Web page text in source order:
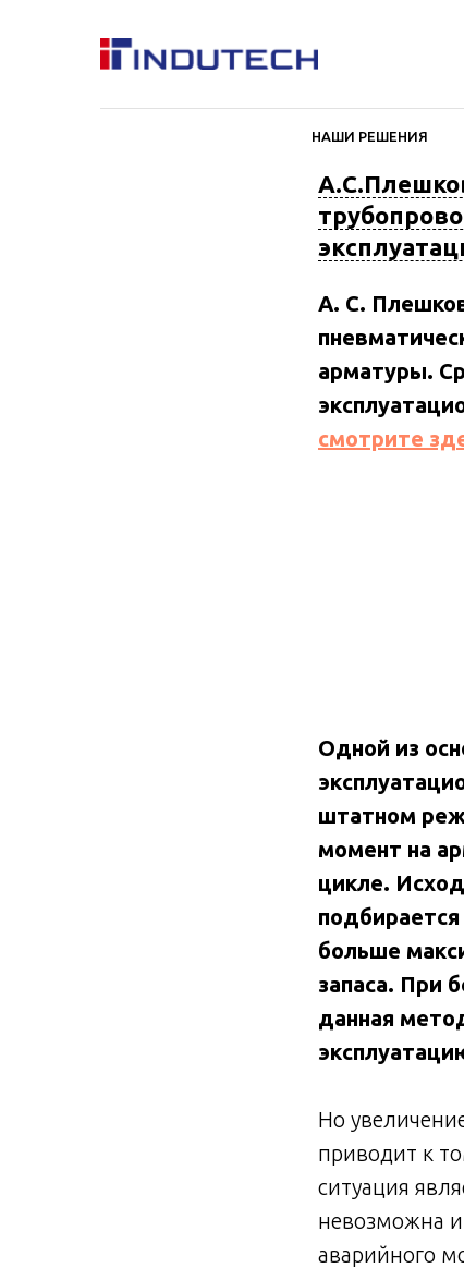
НАШИ РЕШЕНИЯ
А. С.
арматуры.
смотрите
Одной из
штатном
момент на
цикле.
больше
запаса. При
данная
Но
приводит к
ситуация
невозможна
аварийного